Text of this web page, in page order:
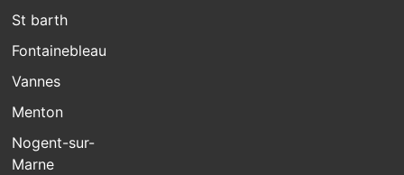
St barth
Fontainebleau
Vannes
Menton
Nogent-sur-
Marne